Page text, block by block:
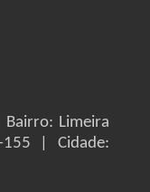
Bairro: Limeira
| Cidade: